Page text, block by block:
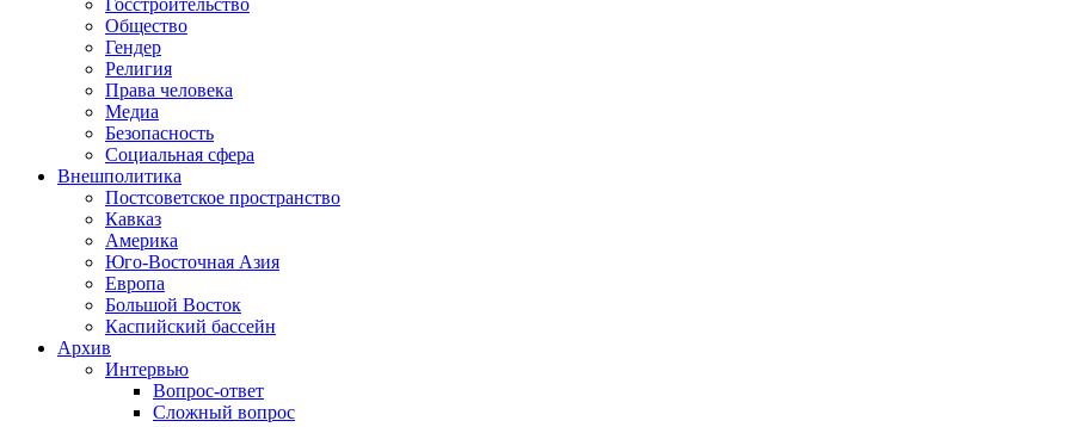
Госстроительство
Общество
Гендер
Религия
Права человека
Медиа
Безопасность
Социальная сфера
Внешполитика
Постсоветское пространство
Кавказ
Америка
Юго-Восточная Азия
Европа
Большой Восток
Каспийский бассейн
Архив
Интервью
Вопрос-ответ
Сложный вопрос